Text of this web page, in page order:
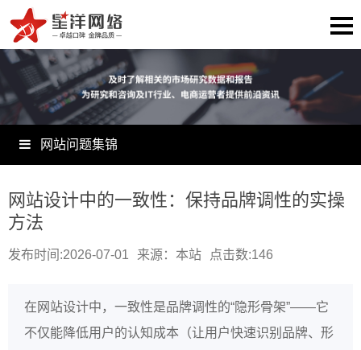
网站问题集锦
网站设计中的一致性：保持品牌调性的实操
方法
发布时间:2026-07-01 来源：本站 点击数:146
在网站设计中，一致性是品牌调性的“隐形骨架”——它
不仅能降低用户的认知成本（让用户快速识别品牌、形